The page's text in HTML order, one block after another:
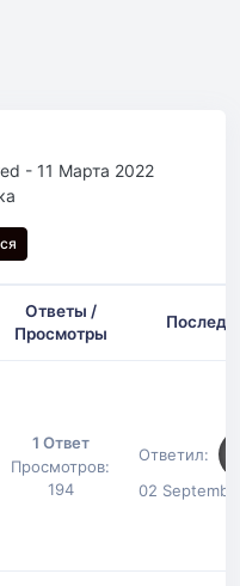
- 11 Марта 2022
Ответы /
Просмотры
1 Ответ
Просмотров:
194
Ответил:
02